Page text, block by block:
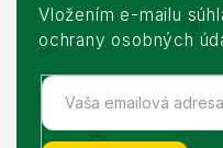
Vložením e-mailu
ochrany osobných